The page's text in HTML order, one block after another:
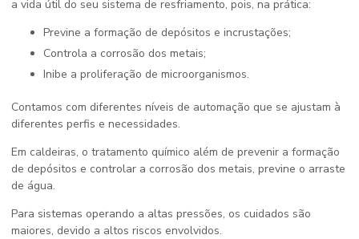
a vida útil do seu sistema de resfriamento, pois, na prática:
Previne a formação de depósitos e incrustações;
Controla a corrosão dos metais;
Inibe a proliferação de microorganismos.
Contamos com diferentes níveis de automação que se ajustam à
diferentes perfis e necessidades.
Em caldeiras, o tratamento químico além de prevenir a formação
de depósitos e controlar a corrosão dos metais, previne o arraste
de água.
Para sistemas operando a altas pressões, os cuidados são
maiores, devido a altos riscos envolvidos.